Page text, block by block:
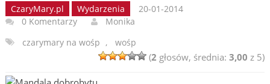
CzaryMary.pl Wydarzenia
20-01-2014
0 Komentarzy
Monika
czarymary na wośp , wośp
(2 głosów, średnia:3,00 z 5)